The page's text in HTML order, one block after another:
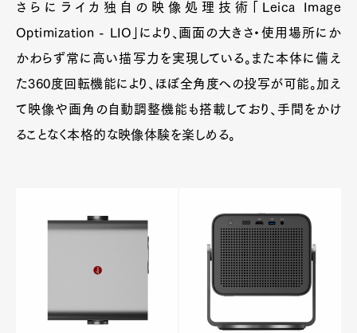
さらにライカ独自の映像処理技術「Leica Image
Optimization - LIO」により、画面の大きさ・使用場所にか
かわらず常に高い描写力を実現している。また本体に備え
た360度回転機能により、ほぼ全角度への投写が可能。加え
て映像や画角の自動調整機能も搭載しており、手間をかけ
ることなく本格的な映像体験を楽しめる。